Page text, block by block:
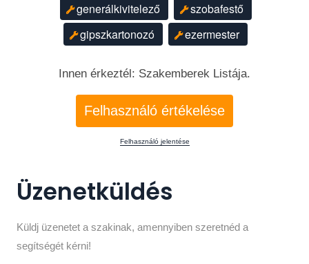
generálkivitelező
szobafestő
gipszkartonozó
ezermester
Innen érkeztél: Szakemberek Listája.
Felhasználó értékelése
Felhasználó jelentése
Üzenetküldés
Küldj üzenetet a szakinak, amennyiben szeretnéd a
segítségét kérni!